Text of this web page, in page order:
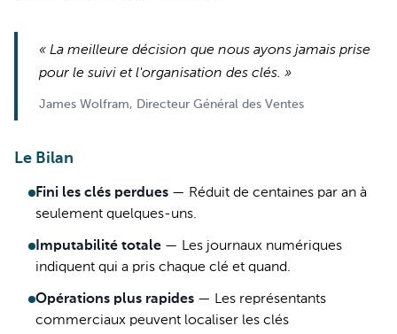
« La meilleure décision que nous ayons jamais prise
pour le suivi et l'organisation des clés. »
James Wolfram, Directeur Général des Ventes
Le Bilan
Fini les clés perdues — Réduit de centaines par an à
seulement quelques-uns.
Imputabilité totale — Les journaux numériques
indiquent qui a pris chaque clé et quand.
Opérations plus rapides — Les représentants
commerciaux peuvent localiser les clés